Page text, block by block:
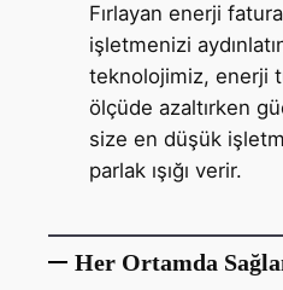
Fırlayan enerji
işletmenizi
teknolojimiz, enerji
ölçüde azaltırken
size en düşük
parlak ışığı verir.
Her Ortamda